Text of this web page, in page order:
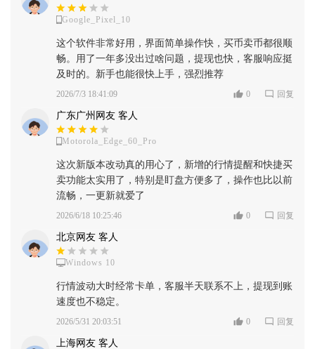
Google_Pixel_10
这个软件非常好用，界面简单操作快，买币卖币都很顺
畅。用了一年多没出过啥问题，提现也快，客服响应挺
及时的。新手也能很快上手，强烈推荐
2026/7/3 18:41:09 0 回复
广东广州网友 客人
Motorola_Edge_60_Pro
这次新版本改动真的用心了，新增的行情提醒和快捷买
卖功能太实用了，特别是盯盘方便多了，操作也比以前
流畅，一更新就爱了
2026/6/18 10:25:46 0 回复
北京网友 客人
Windows 10
行情波动大时经常卡单，客服半天联系不上，提现到账
速度也不稳定。
2026/5/31 20:03:51 0 回复
上海网友 客人